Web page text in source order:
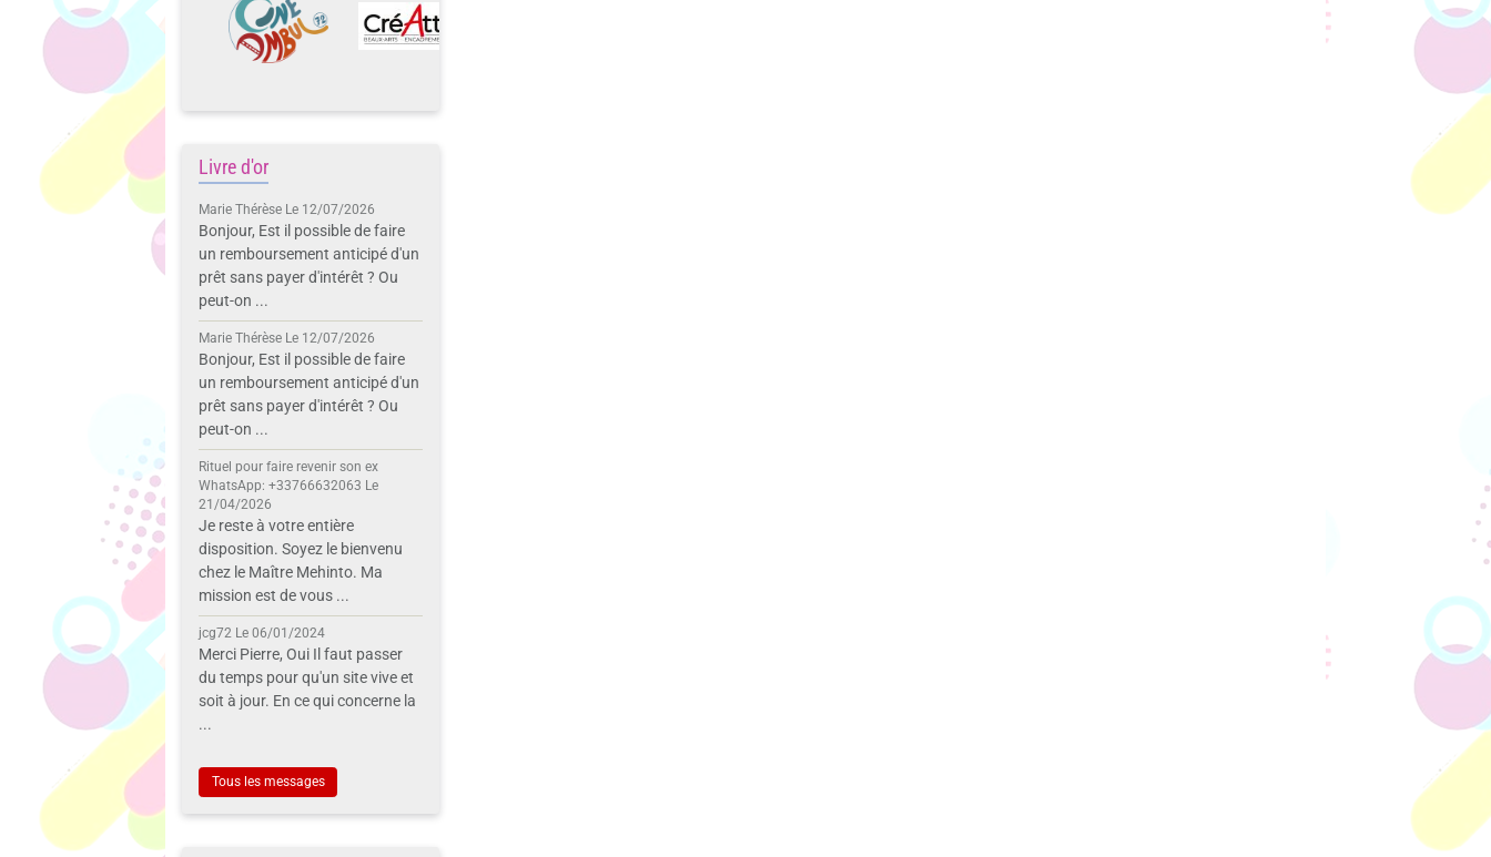
Livre d'or
Marie Thérèse Le 12/07/2026
Bonjour, Est il possible de faire
un remboursement anticipé d'un
prêt sans payer d'intérêt ? Ou
peut-on ...
Marie Thérèse Le 12/07/2026
Bonjour, Est il possible de faire
un remboursement anticipé d'un
prêt sans payer d'intérêt ? Ou
peut-on ...
Rituel pour faire revenir son ex
WhatsApp: +33766632063 Le
21/04/2026
Je reste à votre entière
disposition. Soyez le bienvenu
chez le Maître Mehinto. Ma
mission est de vous ...
jcg72 Le 06/01/2024
Merci Pierre, Oui Il faut passer
du temps pour qu'un site vive et
soit à jour. En ce qui concerne la
...
Tous les messages